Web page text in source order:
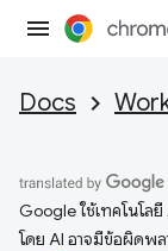
Docs
Google ใช้เทคโนโล
โดย AI อาจมีข้อผิดพล